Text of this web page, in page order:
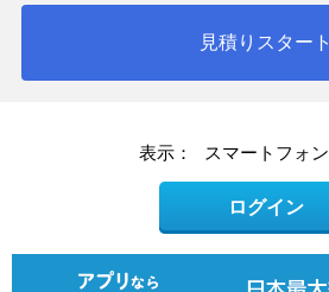
見積りスタート
表示： スマートフォン
ログイン